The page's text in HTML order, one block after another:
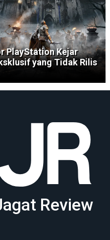
PlayStation Kejar
yang Tidak Rilis
Review